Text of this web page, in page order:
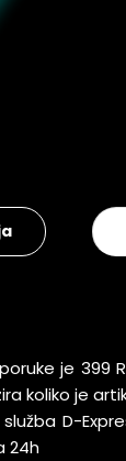
je 399
koliko je
služba D-
24h